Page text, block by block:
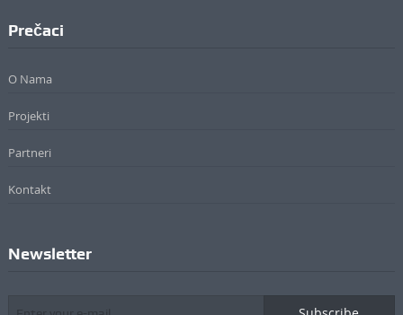
Prečaci
O Nama
Projekti
Partneri
Kontakt
Newsletter